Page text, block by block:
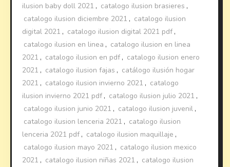
ilusion baby doll 2021 , catalogo ilusion brasieres ,
catalogo ilusion diciembre 2021 , catalogo ilusion
digital 2021 , catalogo ilusion digital 2021 pdf ,
catalogo ilusion en linea , catalogo ilusion en linea
2021 , catalogo ilusion en pdf , catalogo ilusion enero
2021 , catalogo ilusion fajas , catálogo ilusión hogar
2021 , catalogo ilusion invierno 2021 , catalogo
ilusion invierno 2021 pdf , catalogo ilusion julio 2021 ,
catalogo ilusion junio 2021 , catalogo ilusion juvenil ,
catalogo ilusion lenceria 2021 , catalogo ilusion
lenceria 2021 pdf , catalogo ilusion maquillaje ,
catalogo ilusion mayo 2021 , catalogo ilusion mexico
2021 , catalogo ilusion niñas 2021 , catalogo ilusion